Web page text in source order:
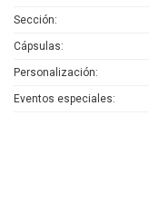
Sección
Cápsulas
Personalización
Eventos especiales